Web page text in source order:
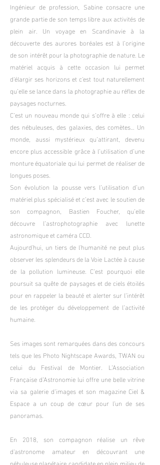
Ingénieur de profession, Sabine consacre une
grande partie de son temps libre aux activités de
plein air. Un voyage en Scandinavie à la
découverte des aurores boréales est à l’origine
de son intérêt pour la photographie de nature. Le
matériel acquis à cette occasion lui permet
d'élargir ses horizons et c'est tout naturellement
qu’elle se lance dans la photographie au réflex de
paysages nocturnes.
C’est un nouveau monde qui s’offre à elle : celui
des nébuleuses, des galaxies, des comètes… Un
monde, aussi mystérieux qu’attirant, devenu
encore plus accessible grâce à l’utilisation d’une
monture équatoriale qui lui permet de réaliser de
longues poses.
Son évolution la pousse vers l’utilisation d’un
matériel plus spécialisé et c’est avec le soutien de
son compagnon, Bastien Foucher, qu’elle
découvre l’astrophotographie avec lunette
astronomique et caméra CCD.
Aujourd'hui, un tiers de l'humanité ne peut plus
observer les splendeurs de la Voie Lactée à cause
de la pollution lumineuse. C’est pourquoi elle
poursuit sa quête de paysages et de ciels étoilés
pour en rappeler la beauté et alerter sur l’intérêt
de les protéger du développement de l’activité
humaine.
Ses images sont remarquées dans des concours
tels que les Photo Nightscape Awards, TWAN ou
celui du Festival de Montier. L’Association
Française d’Astronomie lui offre une belle vitrine
via sa galerie d’images et son magazine Ciel &
Espace a un coup de cœur pour l'un de ses
panoramas.
En 2018, son compagnon réalise un rêve
d'astronome amateur en découvrant une